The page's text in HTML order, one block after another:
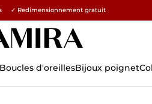
les commandes →
✓ Redimensionnement gratuit
Boucles d'oreillesBijoux poignet